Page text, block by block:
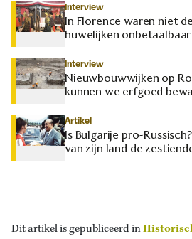
Interview
In Florence waren niet
huwelijken onbetaalbaar
Interview
Nieuwbouwwijken op
kunnen we erfgoed
Artikel
Is Bulgarije pro-
van zijn land de
Dit artikel is gepubliceerd in